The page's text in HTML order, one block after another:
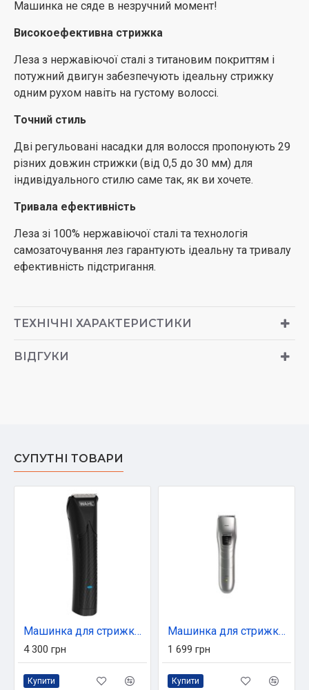
Машинка не сяде в незручний момент!
Високоефективна стрижка
Леза з нержавіючої сталі з титановим покриттям і
потужний двигун забезпечують ідеальну стрижку
одним рухом навіть на густому волоссі.
Точний стиль
Дві регульовані насадки для волосся пропонують 29
різних довжин стрижки (від 0,5 до 30 мм) для
індивідуального стилю саме так, як ви хочете.
Тривала ефективність
Леза зі 100% нержавіючої сталі та технологія
самозаточування лез гарантують ідеальну та тривалу
ефективність підстригання.
ТЕХНІЧНІ ХАРАКТЕРИСТИКИ
ВІДГУКИ
СУПУТНІ ТОВАРИ
Машинка для стрижки Moser 1661.0465
4 300 грн
Купити
Машинка для стрижки Philips QC5130/15
1 699 грн
Купити